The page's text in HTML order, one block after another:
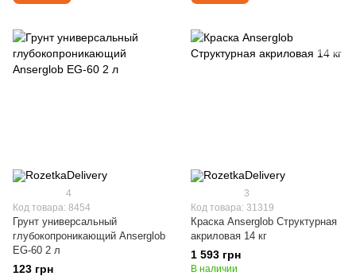
4
Код товара: 8454
Грунт универсальный
глубокопроникающий Anserglob
EG-60 2 л
123 грн
3
Код товара: 31319
Краска Anserglob Структурная
акриловая 14 кг
1 593 грн
В наличии